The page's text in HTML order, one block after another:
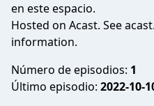
en este espacio.
Hosted on Acast. See
information.
Número de episodios: 1
Último episodio: 2022-10-